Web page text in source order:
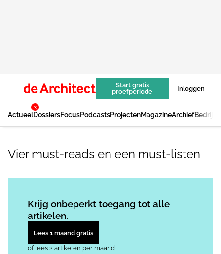
Start gratis
proefperiode
Inloggen
Actueel
3
DossiersFocusPodcastsProjectenMagazineArchief
Vier must-reads en een must-listen
Krijg onbeperkt toegang tot alle
artikelen.
Lees 1 maand gratis
of lees 2 artikelen per maand